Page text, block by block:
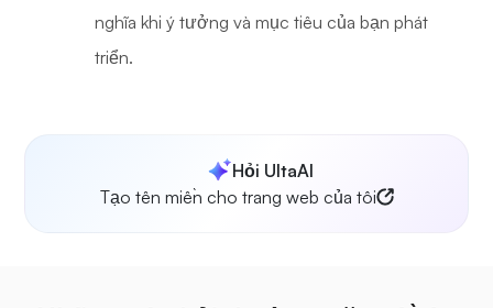
nghĩa khi ý tưởng và mục tiêu của bạn phát
triển.
Hỏi UltaAI
Tạo tên miền cho trang web của tôi